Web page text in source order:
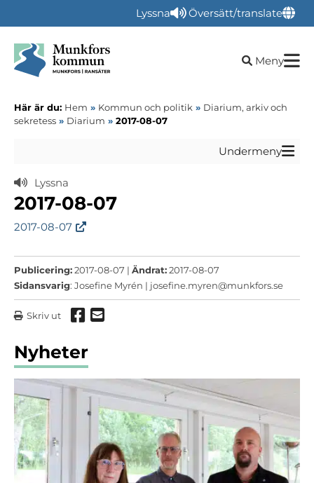
Lyssna Översätt/translate
Öppna
Meny
Här är du: Hem » Kommun och politik » Diarium, arkiv och
sekretess » Diarium » 2017-08-07
Undermeny
Lyssna
2017-08-07
2017-08-07
Publicering:2017-08-07 | Ändrat:2017-08-07
Sidansvarig: Josefine Myrén | josefine.myren@munkfors.se
Skriv ut Dela via Facebook
Dela via mail
Nyheter